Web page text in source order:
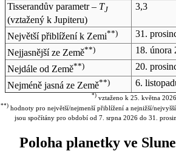
Tisserandův parametr – TJ
(vztažený k Jupiteru)
3,3
Největší přiblížení k Zemi**) 31.
Nejjasnější ze Země**) 18. února
Nejdále od Země**) 20.
Nejméně jasná ze Země**) 6.
*)vztaženo k 25. května
**) hodnoty pro největší/nejmenší přiblížení a nejnižší/
jsou spočítány pro období od 7. srpna 2026 do 31.
Poloha planetky ve